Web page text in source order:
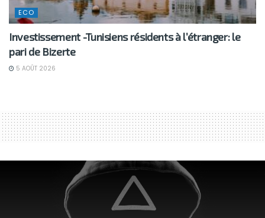
ECO
Investissement -Tunisiens résidents à l’étranger: le
pari de Bizerte
5 AOÛT 2026